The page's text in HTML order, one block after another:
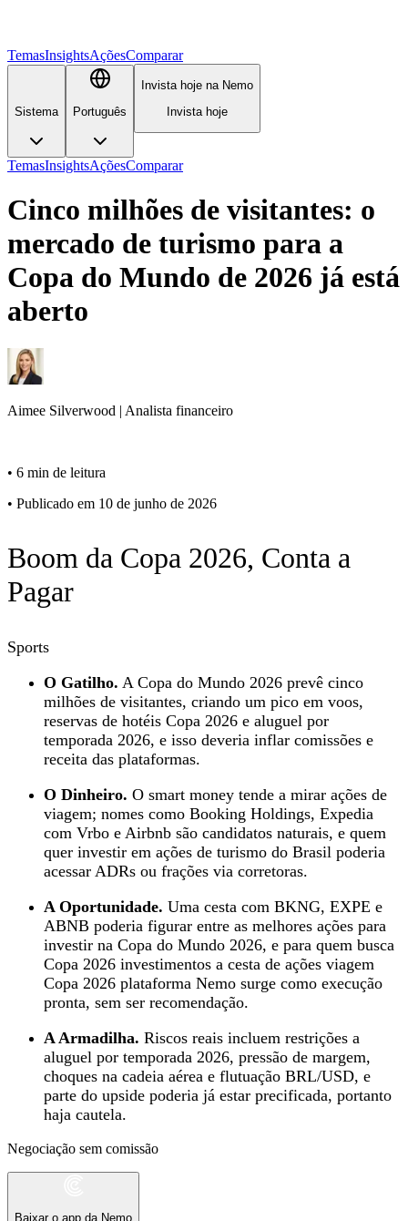
TemasInsightsAçõesComparar
Sistema Português
Invista hoje na Nemo
Invista hoje
TemasInsightsAçõesComparar
Cinco milhões de visitantes: o
mercado de turismo para a
Copa do Mundo de 2026 já está
aberto
Aimee Silverwood | Analista financeiro
• 6 min de leitura
• Publicado em 10 de junho de 2026
Boom da Copa 2026, Conta a
Pagar
Sports
O Gatilho. A Copa do Mundo 2026 prevê cinco
milhões de visitantes, criando um pico em voos,
reservas de hotéis Copa 2026 e aluguel por
temporada 2026, e isso deveria inflar comissões e
receita das plataformas.
O Dinheiro. O smart money tende a mirar ações de
viagem; nomes como Booking Holdings, Expedia
com Vrbo e Airbnb são candidatos naturais, e quem
quer investir em ações de turismo do Brasil poderia
acessar ADRs ou frações via corretoras.
A Oportunidade. Uma cesta com BKNG, EXPE e
ABNB poderia figurar entre as melhores ações para
investir na Copa do Mundo 2026, e para quem busca
Copa 2026 investimentos a cesta de ações viagem
Copa 2026 plataforma Nemo surge como execução
pronta, sem ser recomendação.
A Armadilha. Riscos reais incluem restrições a
aluguel por temporada 2026, pressão de margem,
choques na cadeia aérea e flutuação BRL/USD, e
parte do upside poderia já estar precificada, portanto
haja cautela.
Negociação sem comissão
Baixar o app da Nemo